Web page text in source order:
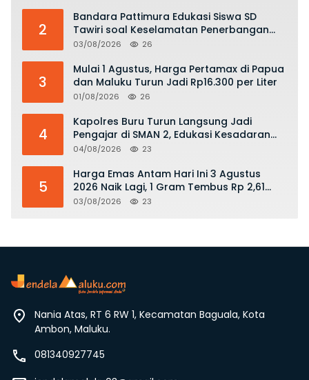
2
Bandara Pattimura Edukasi Siswa SD
Tawiri soal Keselamatan Penerbangan
dan Bahaya Bermain Layang-layang di
03/08/2026 26
3
Mulai 1 Agustus, Harga Pertamax di Papua
dan Maluku Turun Jadi Rp16.300 per Liter
01/08/2026 26
4
Kapolres Buru Turun Langsung Jadi
Pengajar di SMAN 2, Edukasi Kesadaran
Hukum dan Stop Kekerasan
04/08/2026 23
5
Harga Emas Antam Hari Ini 3 Agustus
2026 Naik Lagi, 1 Gram Tembus Rp 2,61
Juta
03/08/2026 23
Nania Atas, RT 6 RW 1, Kecamatan Baguala, Kota
Ambon, Maluku.
081340927745